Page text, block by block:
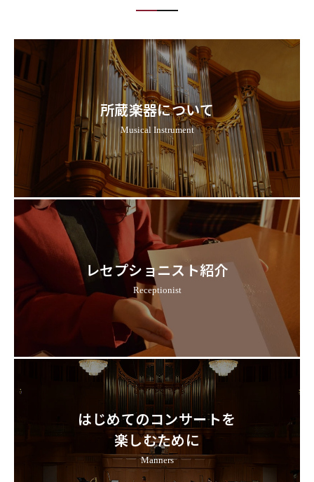
所蔵楽器について
Musical Instrument
レセプショニスト紹介
Receptionist
はじめてのコンサートを
楽しむために
Manners